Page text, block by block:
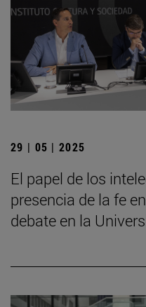
29 | 05 | 2025
El papel de los
presencia de la fe
debate en la